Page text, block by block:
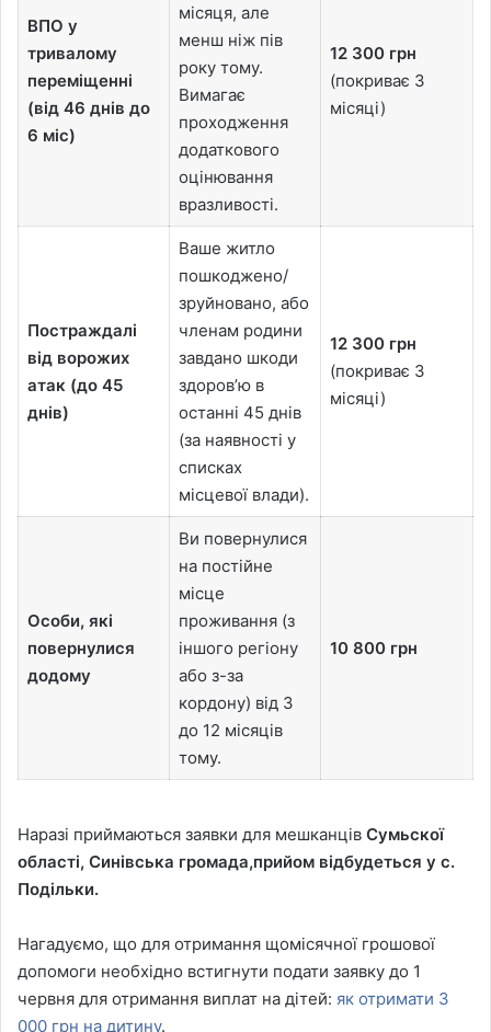
ВПО у
тривалому
переміщенні
(від 46 днів до
6 міс)
місяця, але
менш ніж пів
року тому.
Вимагає
проходження
додаткового
оцінювання
вразливості.
12 300 грн
(покриває 3
місяці)
Постраждалі
від ворожих
атак (до 45
днів)
Ваше житло
пошкоджено/
зруйновано, або
членам родини
завдано шкоди
здоров’ю в
останні 45 днів
(за наявності у
списках
місцевої влади).
12 300 грн
(покриває 3
місяці)
Особи, які
повернулися
додому
Ви повернулися
на постійне
місце
проживання (з
іншого регіону
або з-за
кордону) від 3
до 12 місяців
тому.
10 800 грн
Наразі приймаються заявки для мешканців Сумьскої
області, Синівська громада,прийом відбудеться у с.
Подільки.
Нагадуємо, що для отримання щомісячної грошової
допомоги необхідно встигнути подати заявку до 1
червня для отримання виплат на дітей: як отримати 3
000 грн на дитину.